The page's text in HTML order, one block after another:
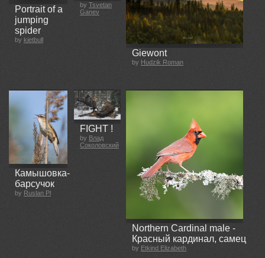
Portrait of a
jumping
spider
by kietbull
by Tsvetan
Ganev
Giewont
by Hudzik Roman
Камышовка-
барсучок
by Ruslan Pl
FIGHT !
by Влад
Соколовский
Northern Cardinal male -
Красный кардинал, самец
by Etkind Elizabeth